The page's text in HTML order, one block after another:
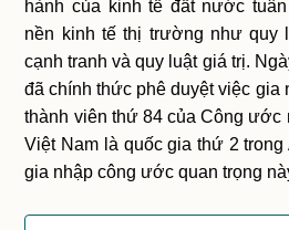
hành của kinh tế đất nước
nền kinh tế thị trường như quy
cạnh tranh và quy luật giá trị.
đã chính thức phê duyệt việc gia
thành viên thứ 84 của Công ước
Việt Nam là quốc gia thứ 2
gia nhập công ước quan trọng